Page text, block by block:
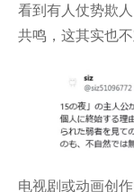
看到有人仗势欺
共鸣，这其实也不
电视剧或动画创